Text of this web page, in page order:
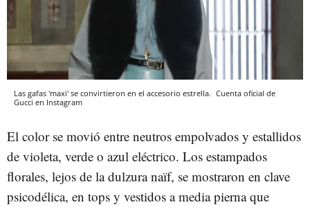
Las gafas 'maxi' se convirtieron en el accesorio estrella. Cuenta oficial de
Gucci en Instagram
El color se movió entre neutros empolvados y estallidos
de violeta, verde o azul eléctrico. Los estampados
florales, lejos de la dulzura naïf, se mostraron en clave
psicodélica, en tops y vestidos a media pierna que